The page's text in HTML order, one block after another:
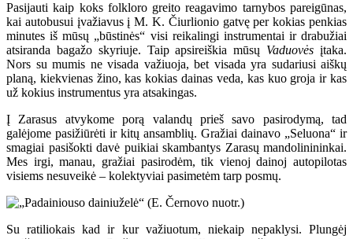
Pasijauti kaip koks folkloro greito reagavimo tarnybos pareigūnas,
kai autobusui įvažiavus į M. K. Čiurlionio gatvę per kokias penkias
minutes iš mūsų „būstinės“ visi reikalingi instrumentai ir drabužiai
atsiranda bagažo skyriuje. Taip apsireiškia mūsų Vaduovės įtaka.
Nors su mumis ne visada važiuoja, bet visada yra sudariusi aiškų
planą, kiekvienas žino, kas kokias dainas veda, kas kuo groja ir kas
už kokius instrumentus yra atsakingas.
Į Zarasus atvykome porą valandų prieš savo pasirodymą, tad
galėjome pasižiūrėti ir kitų ansamblių. Gražiai dainavo „Seluona“ ir
smagiai pasišokti davė puikiai skambantys Zarasų mandolinininkai.
Mes irgi, manau, gražiai pasirodėm, tik vienoj dainoj autopilotas
visiems nesuveikė – kolektyviai pasimetėm tarp posmų.
Su ratiliokais kad ir kur važiuotum, niekaip nepaklysi. Plungėj